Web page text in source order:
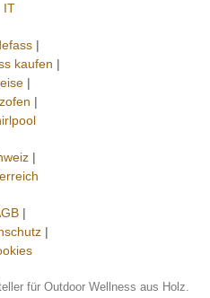
IT
|
kaufen |
|
|
|
|
|
für Outdoor Wellness aus Holz.